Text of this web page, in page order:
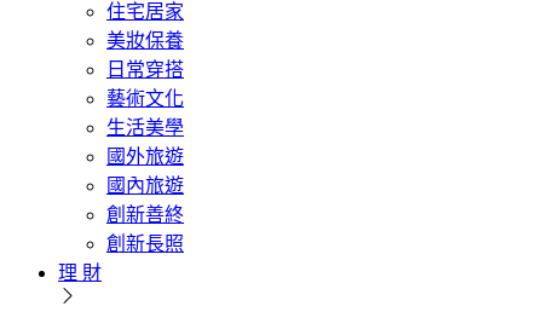
住宅居家
美妝保養
日常穿搭
藝術文化
生活美學
國外旅遊
國內旅遊
創新善終
創新長照
理 財